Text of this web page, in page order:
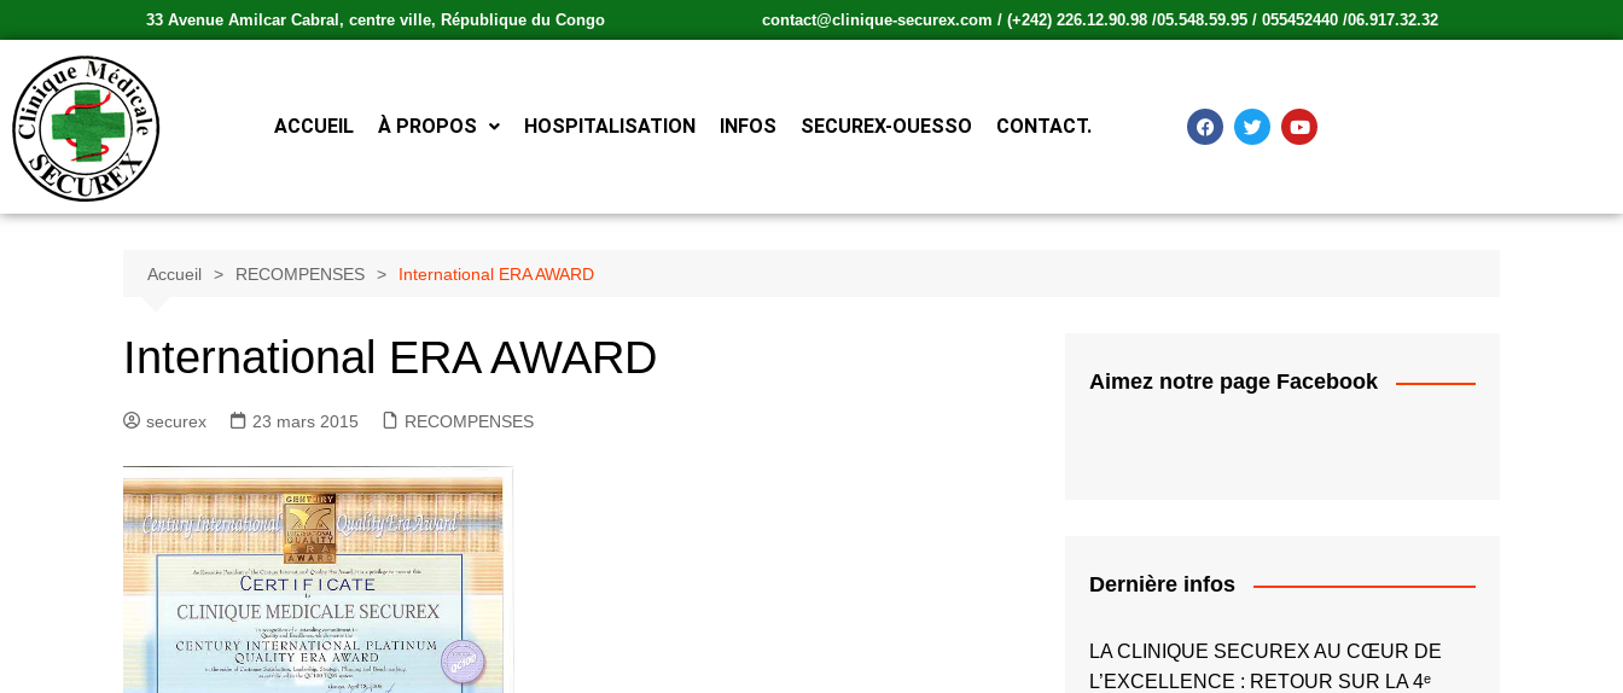
33 Avenue Amilcar Cabral, centre ville, République du Congo contact@clinique-securex.com / (+242) 226.12.90.98 /05.548.59.95 / 055452440 /06.917.32.32
ACCUEIL À PROPOS HOSPITALISATION INFOS SECUREX-OUESSO CONTACT.
Accueil RECOMPENSES International ERA AWARD
International ERA AWARD
securex 23 mars 2015 RECOMPENSES
Aimez notre page Facebook
Dernière infos
LA CLINIQUE SECUREX AU CŒUR DE
L’EXCELLENCE : RETOUR SUR LA 4ᵉ